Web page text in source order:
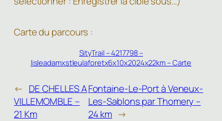
Carte du parcours :
SityTrail – 4217798 –
lisleadamxstleulaforetx6x10x2024x22km – Carte
← DE CHELLES A
VILLEMOMBLE –
21 Km
Fontaine-Le-Port à Veneux-
Les-Sablons par Thomery –
24 km →